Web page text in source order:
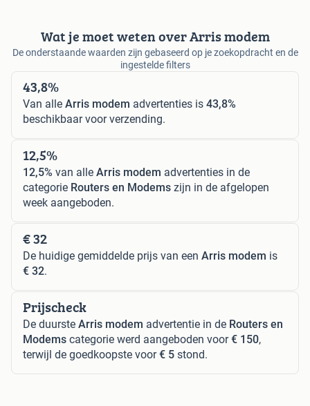
Wat je moet weten over Arris modem
De onderstaande waarden zijn gebaseerd op je zoekopdracht en de
ingestelde filters
43,8%
Van alle Arris modem advertenties is 43,8%
beschikbaar voor verzending.
12,5%
12,5% van alle Arris modem advertenties in de
categorie Routers en Modems zijn in de afgelopen
week aangeboden.
€ 32
De huidige gemiddelde prijs van een Arris modem is
€ 32.
Prijscheck
De duurste Arris modem advertentie in de Routers en
Modems categorie werd aangeboden voor€ 150,
terwijl de goedkoopste voor€ 5 stond.